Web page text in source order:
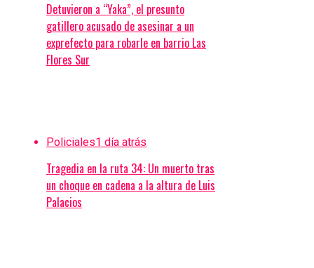
Detuvieron a “Yaka”, el presunto
gatillero acusado de asesinar a un
exprefecto para robarle en barrio Las
Flores Sur
Policiales1 día atrás
Tragedia en la ruta 34: Un muerto tras
un choque en cadena a la altura de Luis
Palacios